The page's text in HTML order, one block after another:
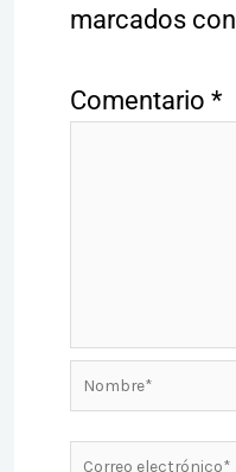
marcados con
Comentario *
Nombre*
Correo